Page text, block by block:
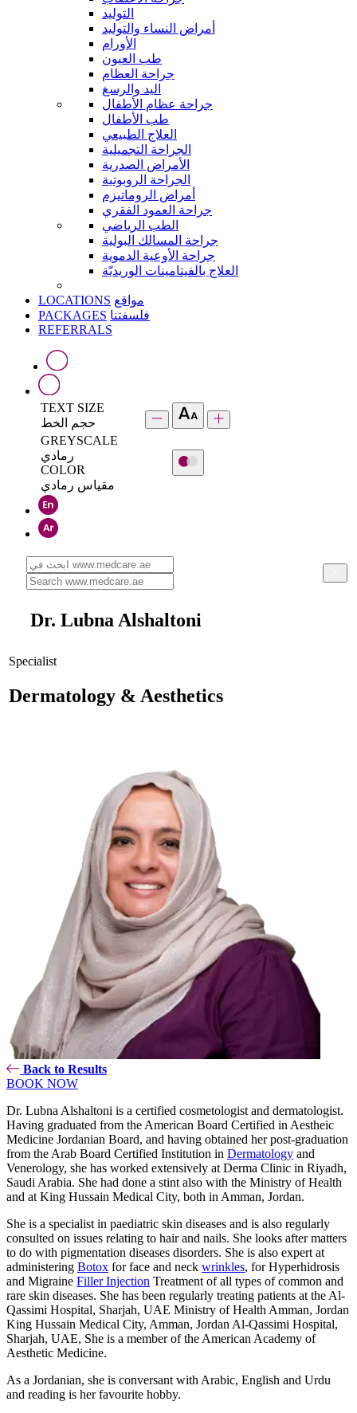
التوليد
أمراض النساء والتوليد
الأورام
طب العيون
جراحة العظام
اليد والرسغ
جراحة عظام الأطفال
طب الأطفال
العلاج الطبيعي
الجراحة التجميلية
الأمراض الصدرية
الجراحة الروبوتية
أمراض الروماتيزم
جراحة العمود الفقري
الطب الرياضي
جراحة المسالك البولية
جراحة الأوعية الدموية
العلاج بالفيتامينات الوريديّة
LOCATIONS مواقع
PACKAGES فلسفتنا
REFERRALS
TEXT SIZE
حجم الخط
GREYSCALE
رمادي
COLOR
مقياس رمادي
Dr. Lubna Alshaltoni
Specialist
Dermatology & Aesthetics
Back to Results
BOOK NOW
Dr. Lubna Alshaltoni is a certified cosmetologist and dermatologist.
Having graduated from the American Board Certified in Aestheic
Medicine Jordanian Board, and having obtained her post-graduation
from the Arab Board Certified Institution in Dermatology and
Venerology, she has worked extensively at Derma Clinic in Riyadh,
Saudi Arabia. She had done a stint also with the Ministry of Health
and at King Hussain Medical City, both in Amman, Jordan.
She is a specialist in paediatric skin diseases and is also regularly
consulted on issues relating to hair and nails. She looks after matters
to do with pigmentation diseases disorders. She is also expert at
administering Botox for face and neck wrinkles, for Hyperhidrosis
and Migraine Filler Injection Treatment of all types of common and
rare skin diseases. She has been regularly treating patients at the Al-
Qassimi Hospital, Sharjah, UAE Ministry of Health Amman, Jordan
King Hussain Medical City, Amman, Jordan Al-Qassimi Hospital,
Sharjah, UAE, She is a member of the American Academy of
Aesthetic Medicine.
As a Jordanian, she is conversant with Arabic, English and Urdu
and reading is her favourite hobby.